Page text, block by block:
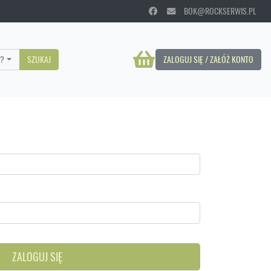
BOK@ROCKSERWIS.PL
ZALOGUJ SIĘ / ZAŁÓŻ KONTO
SZUKAJ
ZALOGUJ SIĘ